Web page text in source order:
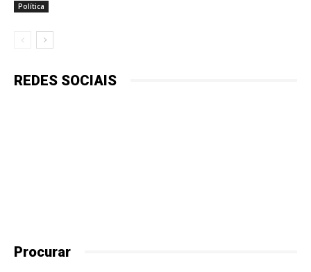
Política
REDES SOCIAIS
Procurar